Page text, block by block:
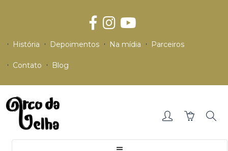
História Depoimentos Na mídia Parceiros
Contato Blog